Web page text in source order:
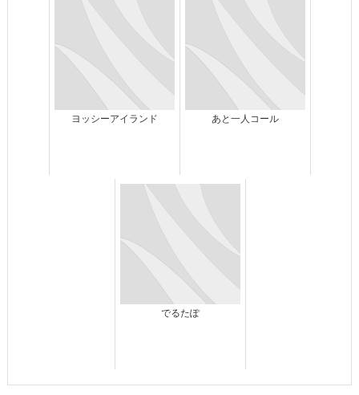
ヨッシーアイランド あと一人コール
でるたぽ